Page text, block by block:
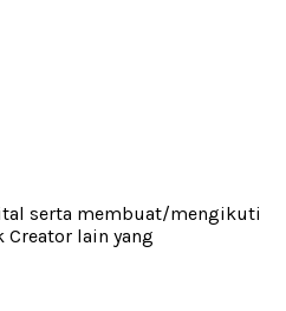
serta membuat/mengikuti
lain yang